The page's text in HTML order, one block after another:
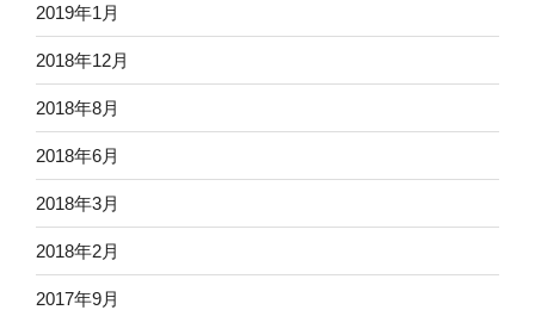
2019年1月
2018年12月
2018年8月
2018年6月
2018年3月
2018年2月
2017年9月